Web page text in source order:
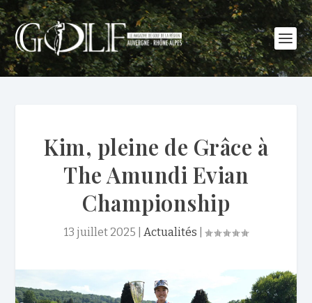
Kim, pleine de Grâce à
The Amundi Evian
Championship
13 juillet 2025 Actualités